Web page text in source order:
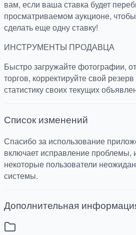
вам, если ваша ставка будет
просматриваемом аукционе,
сделать еще одну ставку!
ИНСТРУМЕНТЫ ПРОДАВЦА
Быстро загружайте фотографии,
торгов, корректируйте свой
статистику своих текущих
Список изменений
Спасибо за использование
включает исправление проблемы,
некоторые пользователи
системы.
Дополнительная